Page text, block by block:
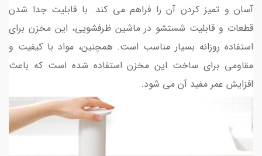
آسان و تمیز کردن آن را فراهم می کند. با قابلیت جدا شدن
قطعات و قابلیت شستشو در ماشین ظرفشویی، این مخزن برای
استفاده روزانه بسیار مناسب است. همچنین، مواد با کیفیت و
مقاومی برای ساخت این مخزن استفاده شده است که باعث
افزایش عمر مفید آن می شود.